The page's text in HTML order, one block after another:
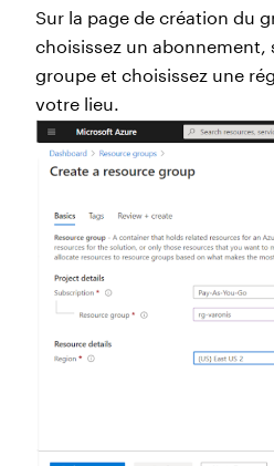
Sur la page de création du
choisissez un abonnement,
groupe et choisissez une
votre lieu.